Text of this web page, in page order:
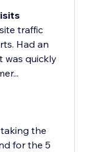
traffic
Had an
was quickly
the
for the 5